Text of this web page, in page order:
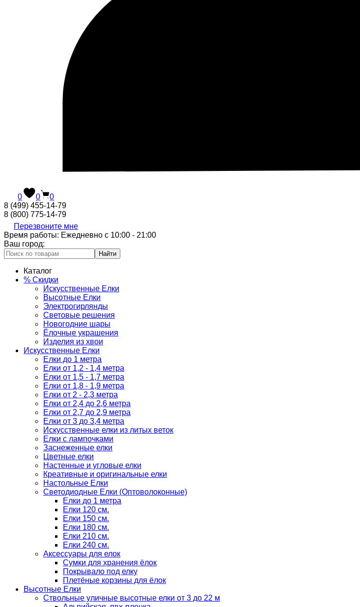
0 0
0
8 (499) 455-14-79
8 (800) 775-14-79
Перезвоните мне
Время работы: Ежедневно с 10:00 - 21:00
Ваш город:
Найти
Каталог
% Скидки
Искусственные Елки
Высотные Елки
Электрогирлянды
Световые решения
Новогодние шары
Ёлочные украшения
Изделия из хвои
Искусственные Елки
Елки до 1 метра
Елки от 1,2 - 1,4 метра
Елки от 1,5 - 1,7 метра
Елки от 1,8 - 1,9 метра
Елки от 2 - 2,3 метра
Елки от 2,4 до 2,6 метра
Елки от 2,7 до 2,9 метра
Елки от 3 до 3,4 метра
Искусственные елки из литых веток
Елки с лампочками
Заснеженные елки
Цветные елки
Настенные и угловые елки
Креативные и оригинальные елки
Настольные Елки
Светодиодные Елки (Оптоволоконные)
Елки до 1 метра
Елки 120 см.
Елки 150 см.
Елки 180 см.
Елки 210 см.
Елки 240 см.
Аксессуары для елок
Сумки для хранения ёлок
Покрывало под елку
Плетёные корзины для ёлок
Высотные Елки
Ствольные уличные высотные елки от 3 до 22 м